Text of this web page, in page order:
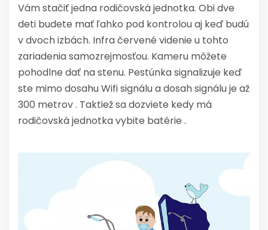
Vám stačiť jedna rodičovská jednotka. Obi dve
deti budete mať ľahko pod kontrolou aj keď budú
v dvoch izbách. Infra červené videnie u tohto
zariadenia samozrejmosťou. Kameru môžete
pohodlne dať na stenu. Pestúnka signalizuje keď
ste mimo dosahu Wifi signálu a dosah signálu je až
300 metrov . Taktiež sa dozviete kedy má
rodičovská jednotka vybite batérie .